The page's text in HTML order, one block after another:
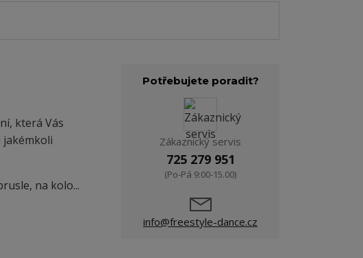
která Vás
jakémkoli
na kolo...
Potřebujete poradit?
Zákaznický servis
725 279 951
(Po-Pá 9:00-15.00)
info@freestyle-dance.cz